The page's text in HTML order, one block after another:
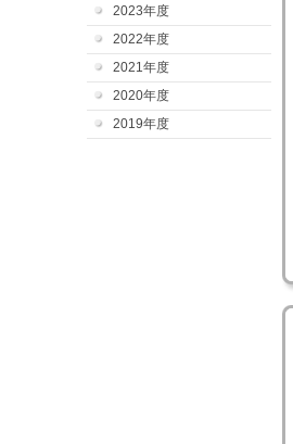
2023年度
2022年度
2021年度
2020年度
2019年度